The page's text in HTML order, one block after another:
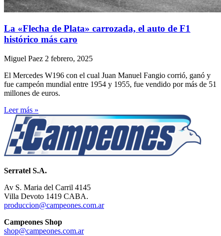
La «Flecha de Plata» carrozada, el auto de F1
histórico más caro
Miguel Paez 2 febrero, 2025
El Mercedes W196 con el cual Juan Manuel Fangio corrió, ganó y
fue campeón mundial entre 1954 y 1955, fue vendido por más de 51
millones de euros.
Leer más »
Serratel S.A.
Av S. Maria del Carril 4145
Villa Devoto 1419 CABA.
produccion@campeones.com.ar
Campeones Shop
shop@campeones.com.ar